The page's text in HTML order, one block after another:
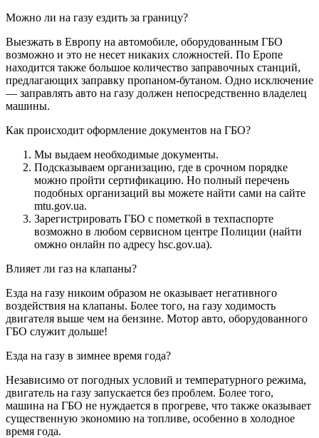
Можно ли на газу ездить за границу?
Выезжать в Европу на автомобиле, оборудованным ГБО
возможно и это не несет никаких сложностей. По Еропе
находится также большое количество заправочных станций,
предлагающих заправку пропаном-бутаном. Одно исключение
— заправлять авто на газу должен непосредственно владелец
машины.
Как происходит оформление документов на ГБО?
Мы выдаем необходимые документы.
Подсказываем организацию, где в срочном порядке
можно пройти сертификацию. Но полный перечень
подобных организаций вы можете найти сами на сайте
mtu.gov.ua.
Зарегистрировать ГБО с пометкой в техпаспорте
возможно в любом сервисном центре Полиции (найти
омжно онлайн по адресу hsc.gov.ua).
Влияет ли газ на клапаны?
Езда на газу никоим образом не оказывает негативного
воздействия на клапаны. Более того, на газу ходимость
двигателя выше чем на бензине. Мотор авто, оборудованного
ГБО служит дольше!
Езда на газу в зимнее время года?
Независимо от погодных условий и температурного режима,
двигатель на газу запускается без проблем. Более того,
машина на ГБО не нуждается в прогреве, что также оказывает
существенную экономию на топливе, особенно в холодное
время года.